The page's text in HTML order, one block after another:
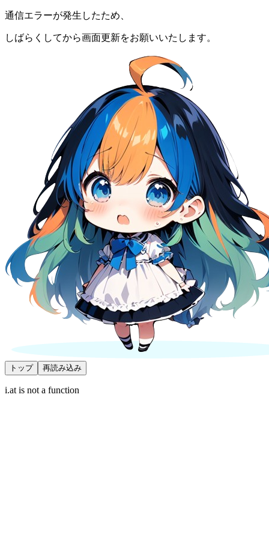
通信エラーが発生したため、
しばらくしてから画面更新をお願いいたします。
トップ 再読み込み
i.at is not a function